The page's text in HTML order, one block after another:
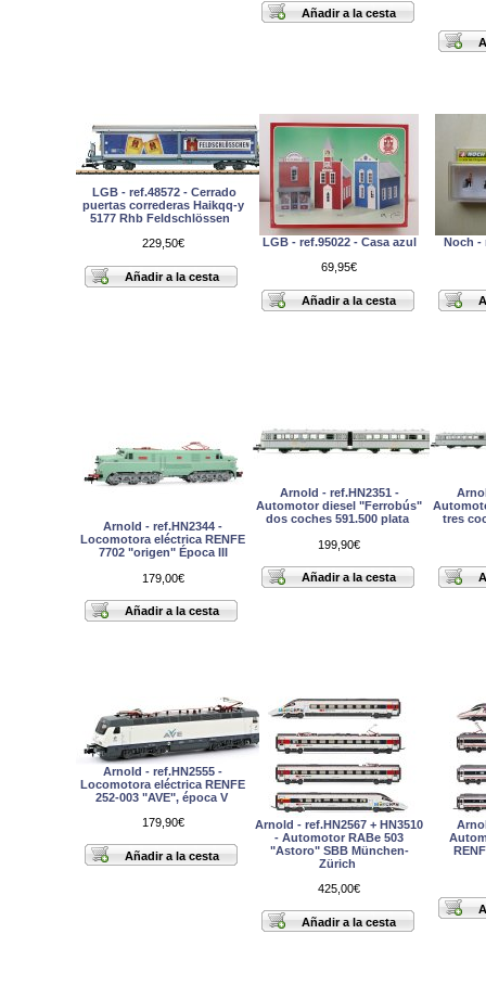
LGB - ref.48572 - Cerrado
puertas correderas Haikqq-y
5177 Rhb Feldschlössen
229,50€
LGB - ref.95022 - Casa azul
69,95€
Noch -
Arnold - ref.HN2344 -
Locomotora eléctrica RENFE
7702 "origen" Época III
179,00€
Arnold - ref.HN2351 -
Automotor diesel "Ferrobús"
dos coches 591.500 plata
199,90€
tres
Arnold - ref.HN2555 -
Locomotora eléctrica RENFE
252-003 "AVE", época V
179,90€
Arnold - ref.HN2567 + HN3510
- Automotor RABe 503
"Astoro" SBB München-
Zürich
425,00€